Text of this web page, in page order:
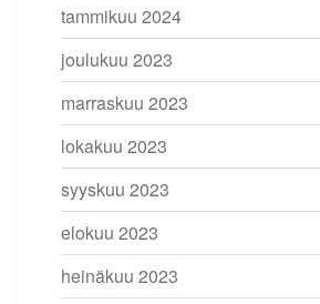
tammikuu 2024
joulukuu 2023
marraskuu 2023
lokakuu 2023
syyskuu 2023
elokuu 2023
heinäkuu 2023